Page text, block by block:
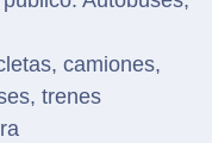
camiones,
trenes